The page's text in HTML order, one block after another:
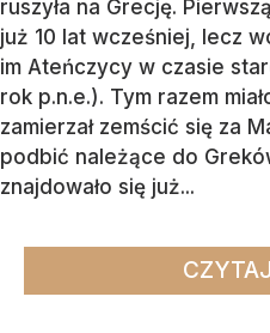
ruszyła na Grecję.
już 10 lat wcześniej, lecz
im Ateńczycy w czasie
rok p.n.e.). Tym razem
zamierzał zemścić się za
podbić należące do
znajdowało się już...